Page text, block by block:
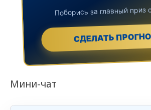
Поборись за главный приз
СДЕЛАТЬ
Мини-чат